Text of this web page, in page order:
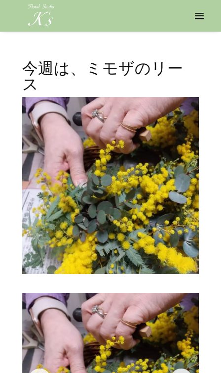
今週は、ミモザのリー
ス